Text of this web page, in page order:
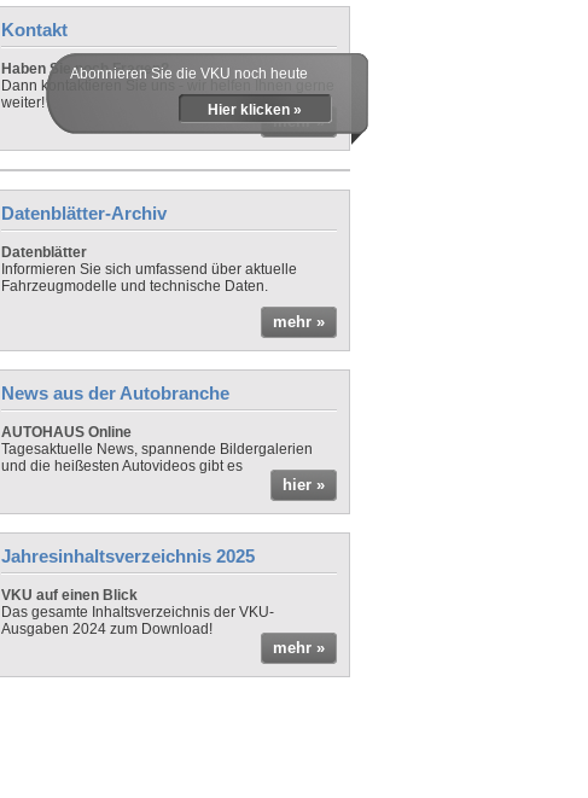
Kontakt
Haben Sie noch Fragen?
Dann kontaktieren Sie uns - wir helfen Ihnen gerne
weiter!
mehr »
Abonnieren Sie die VKU noch heute
Hier klicken »
Datenblätter-Archiv
Datenblätter
Informieren Sie sich umfassend über aktuelle
Fahrzeugmodelle und technische Daten.
mehr »
News aus der Autobranche
AUTOHAUS Online
Tagesaktuelle News, spannende Bildergalerien
und die heißesten Autovideos gibt es
hier »
Jahresinhaltsverzeichnis 2025
VKU auf einen Blick
Das gesamte Inhaltsverzeichnis der VKU-
Ausgaben 2024 zum Download!
mehr »